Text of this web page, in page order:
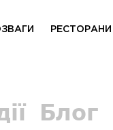
РЕСТОРАНИ
Блог